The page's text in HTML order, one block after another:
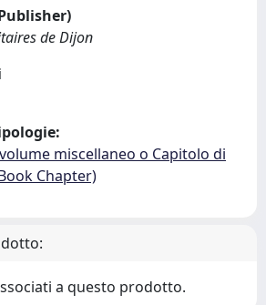
de Dijon
miscellaneo o Capitolo di
Chapter)
a questo prodotto.